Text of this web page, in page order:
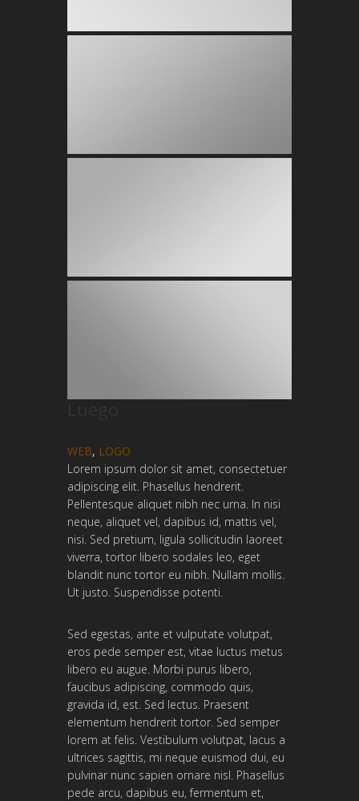
WEB, LOGO
Lorem ipsum dolor sit amet, consectetuer
adipiscing elit. Phasellus hendrerit.
Pellentesque aliquet nibh nec urna. In nisi
neque, aliquet vel, dapibus id, mattis vel,
nisi. Sed pretium, ligula sollicitudin laoreet
viverra, tortor libero sodales leo, eget
blandit nunc tortor eu nibh. Nullam mollis.
Ut justo. Suspendisse potenti.
Sed egestas, ante et vulputate volutpat,
eros pede semper est, vitae luctus metus
libero eu augue. Morbi purus libero,
faucibus adipiscing, commodo quis,
gravida id, est. Sed lectus. Praesent
elementum hendrerit tortor. Sed semper
lorem at felis. Vestibulum volutpat, lacus a
ultrices sagittis, mi neque euismod dui, eu
pulvinar nunc sapien ornare nisl. Phasellus
pede arcu, dapibus eu, fermentum et,